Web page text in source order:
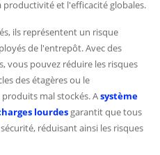
et l'efficacité globales.
ils représentent un risque
de l'entrepôt. Avec des
vous pouvez réduire les risques
des étagères ou le
mal stockés. Asystème
lourdes garantit que tous
réduisant ainsi les risques